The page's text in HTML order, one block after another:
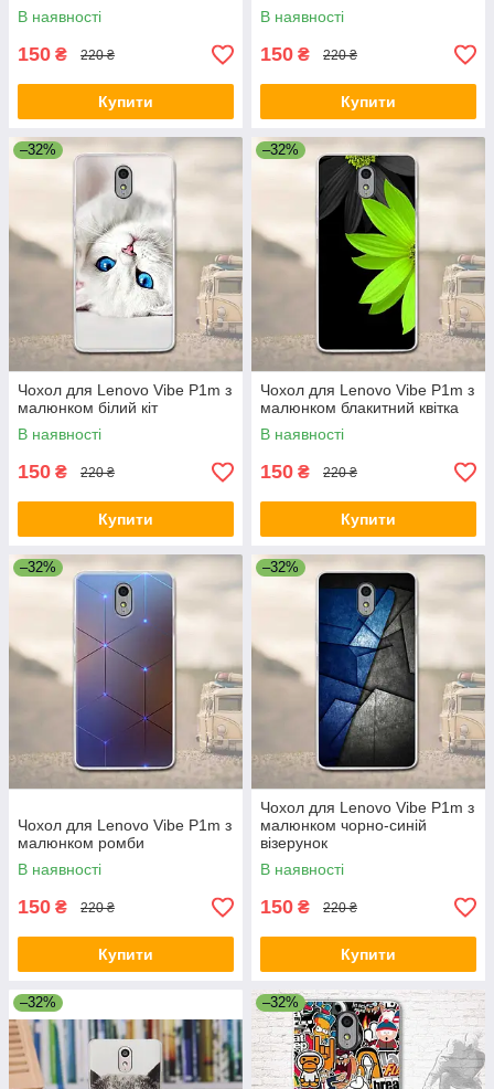
В наявності
150 ₴ 220 ₴
Купити
В наявності
150 ₴ 220 ₴
Купити
–32%
Чохол для Lenovo Vibe P1m з
малюнком білий кіт
В наявності
150 ₴ 220 ₴
Купити
–32%
Чохол для Lenovo Vibe P1m з
малюнком блакитний квітка
В наявності
150 ₴ 220 ₴
Купити
–32%
Чохол для Lenovo Vibe P1m з
малюнком ромби
В наявності
150 ₴ 220 ₴
Купити
–32%
Чохол для Lenovo Vibe P1m з
малюнком чорно-синій
візерунок
В наявності
150 ₴ 220 ₴
Купити
–32% –32%